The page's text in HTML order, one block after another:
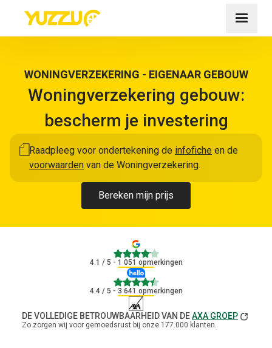
WONINGVERZEKERING - EIGENAAR GEBOUW
Woningverzekering gebouw:
bescherm je investering
Raadpleeg voor ondertekening de infofiche en de
voorwaarden van de Woningverzekering.
Bereken mijn prijs
4.1
4.1 / 5 - 1 051 opmerkingen
4.4
4.4 / 5 - 3 641 opmerkingen
DE VOLLEDIGE BETROUWBAARHEID VAN DEAXA GROEP
Zo zorgen wij voor gemoedsrust bij onze 177.000 klanten.